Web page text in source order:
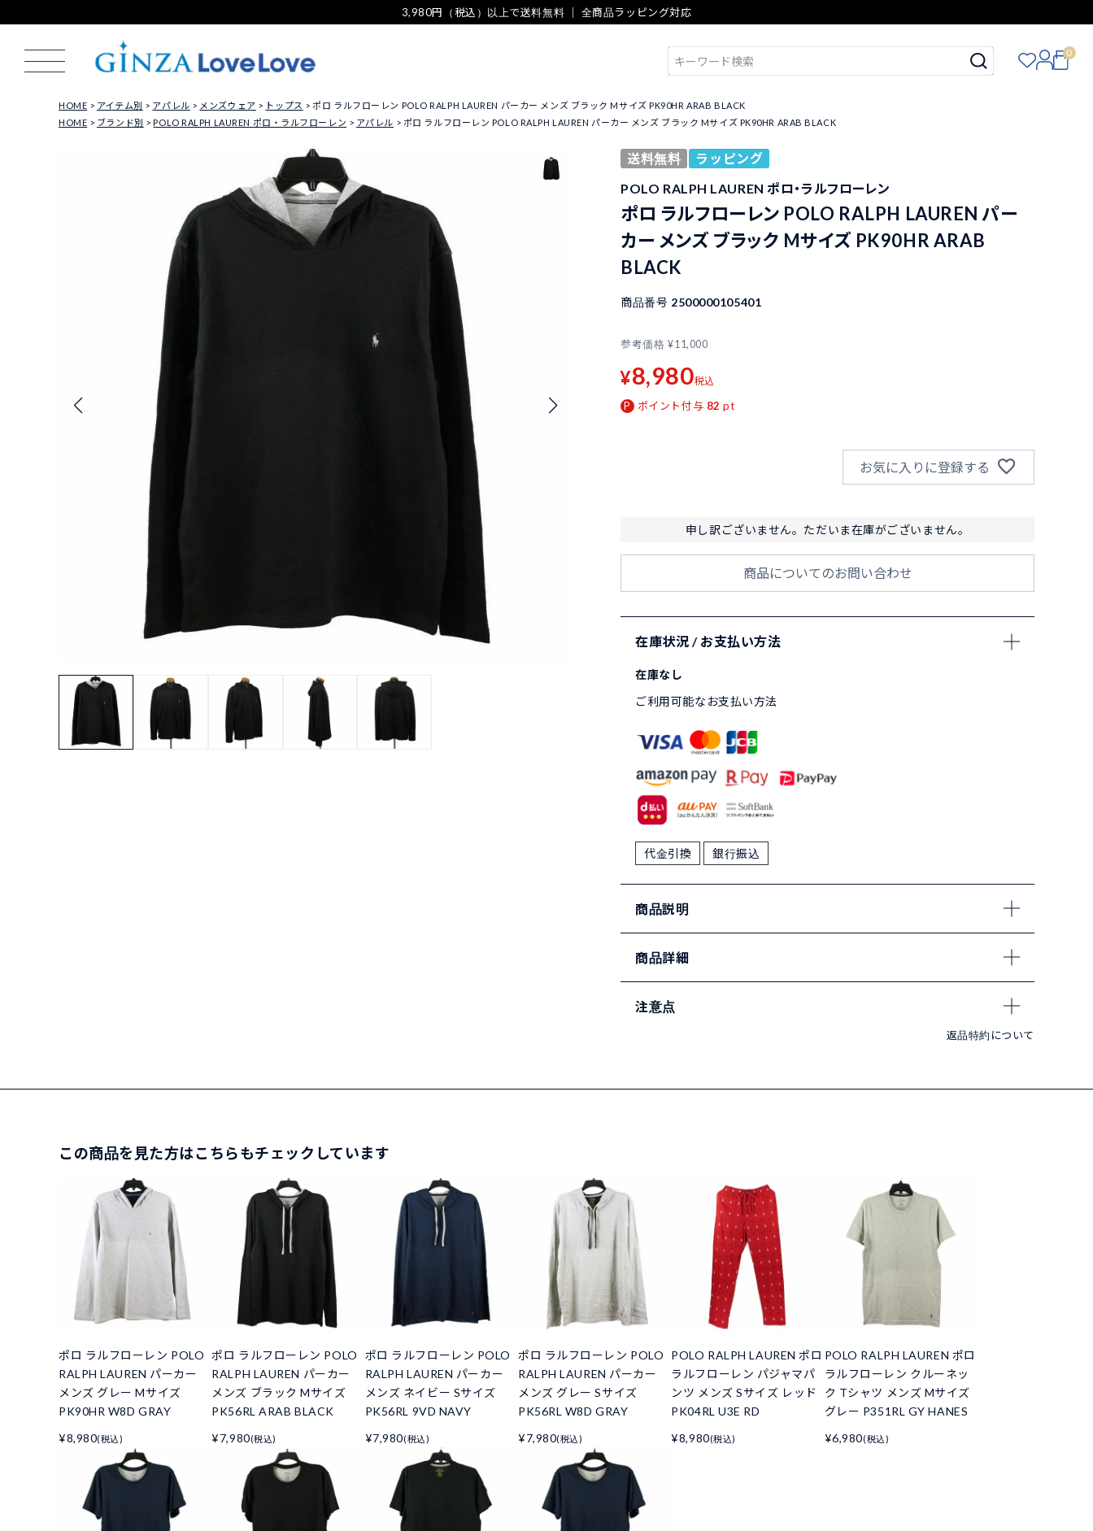
3,980円（税込）以上で送料無料 ｜ 全商品ラッピング対応
0
HOME アイテム別 アパレル メンズウェア トップス
ポロ ラルフローレン POLO RALPH LAUREN パーカー メンズ ブラック Mサイズ PK90HR ARAB BLACK
HOME
ブランド別 POLO RALPH LAUREN ポロ・ラルフローレン アパレル ポロ ラルフローレン POLO RALPH LAUREN パーカー メンズ ブラック Mサイズ PK90HR ARAB BLACK
送料無料
ラッピング
POLO RALPH LAUREN ポロ・ラルフローレン
ポロ ラルフローレン POLO RALPH LAUREN パー
カー メンズ ブラック Mサイズ PK90HR ARAB
BLACK
商品番号 2500000105401
参考価格 ¥11,000
¥8,980税込
ポイント付与 82 pt
お気に入りに登録する
申し訳ございません。ただいま在庫がございません。
商品についてのお問い合わせ
在庫状況 / お支払い方法
在庫なし
ご利用可能なお支払い方法
代金引換 銀行振込
商品説明
商品詳細
注意点
返品特約について
この商品を見た方はこちらもチェックしています
ポロ ラルフローレン POLO
RALPH LAUREN パーカー
メンズ グレー Mサイズ
PK90HR W8D GRAY
¥8,980(税込)
ポロ ラルフローレン POLO
RALPH LAUREN パーカー
メンズ ブラック Mサイズ
PK56RL ARAB BLACK
¥7,980(税込)
ポロ ラルフローレン POLO
RALPH LAUREN パーカー
メンズ ネイビー Sサイズ
PK56RL 9VD NAVY
¥7,980(税込)
ポロ ラルフローレン POLO
RALPH LAUREN パーカー
メンズ グレー Sサイズ
PK56RL W8D GRAY
¥7,980(税込)
POLO RALPH LAUREN ポロ
ラルフローレン パジャマパ
ンツ メンズ Sサイズ レッド
PK04RL U3E RD
¥8,980(税込)
POLO RALPH LAUREN ポロ
ラルフローレン クルーネッ
ク Tシャツ メンズ Mサイズ
グレー P351RL GY HANES
¥6,980(税込)